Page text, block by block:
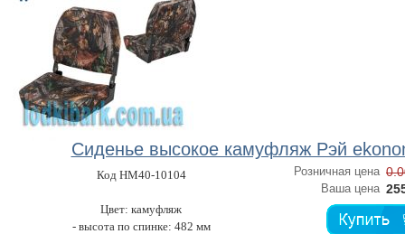
Сиденье высокое камуфляж Рэй
Код HM40-10104
Цвет: камуфляж
- высота по спинке: 482 мм
Розничная цена
Ваша цена